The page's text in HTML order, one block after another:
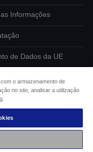
Informações
de Dados da UE
a acessibilidade
Epson
o armazenamento de
no site, analisar a utilização